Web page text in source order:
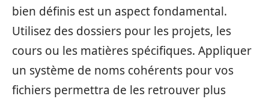
bien définis est un aspect fondamental.
Utilisez des dossiers pour les projets, les
cours ou les matières spécifiques. Appliquer
un système de noms cohérents pour vos
fichiers permettra de les retrouver plus